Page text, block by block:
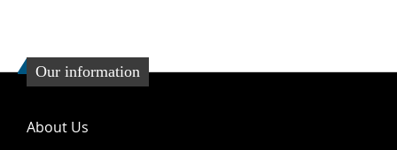
Our information
About Us